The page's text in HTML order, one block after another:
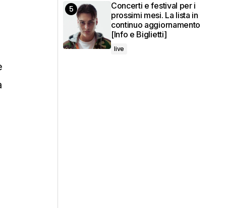
Concerti e festival per i
prossimi mesi. La lista in
continuo aggiornamento
[Info e Biglietti]
live